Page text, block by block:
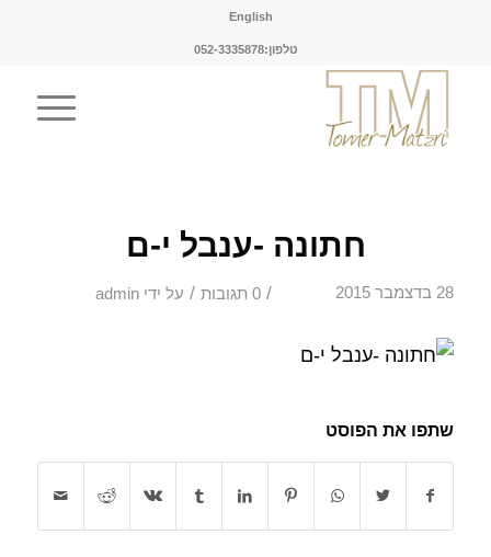
English
טלפון:052-3335878
חתונה -ענבל י-ם
28 בדצמבר 2015 / 0 תגובות / על ידי admin
שתפו את הפוסט